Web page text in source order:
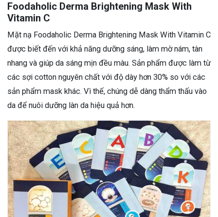
Foodaholic Derma Brightening Mask With
Vitamin C
Mặt nạ Foodaholic Derma Brightening Mask With Vitamin C
được biết đến với khả năng dưỡng sáng, làm mờ nám, tàn
nhang và giúp da sáng mịn đều màu. Sản phẩm được làm từ
các sợi cotton nguyên chất với độ dày hơn 30% so với các
sản phẩm mask khác. Vì thế, chúng dễ dàng thẩm thấu vào
da để nuôi dưỡng làn da hiệu quả hơn.